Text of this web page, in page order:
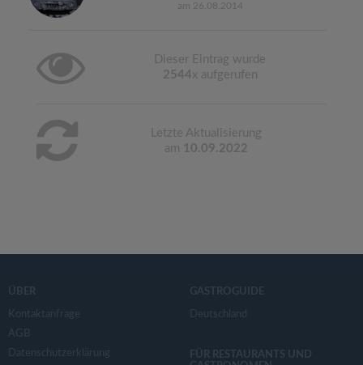
am 26.08.2014
Dieser Eintrag wurde
2544x aufgerufen
Letzte Aktualisierung
am 10.09.2022
ÜBER
Kontaktanfrage
AGB
Datenschutzerklärung
GASTROGUIDE
Deutschland
FÜR RESTAURANTS UND